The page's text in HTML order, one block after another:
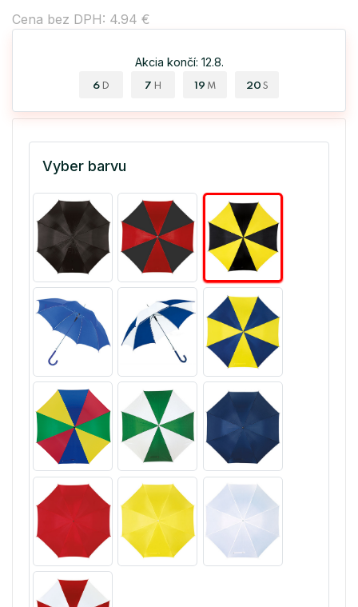
Cena bez DPH: 4.94 €
Akcia končí: 12.8.
6 D 7 H 19 M 20 S
Vyber barvu